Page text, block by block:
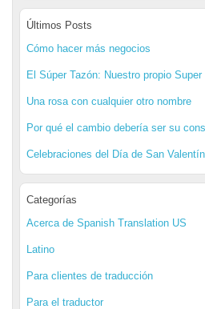
Últimos Posts
Cómo hacer más negocios
El Súper Tazón: Nuestro propio
Una rosa con cualquier otro nombre
Por qué el cambio debería ser su
Celebraciones del Día de San Valentín
Categorías
Acerca de Spanish Translation US
Latino
Para clientes de traducción
Para el traductor